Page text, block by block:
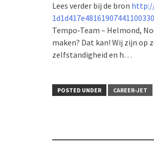
Lees verder bij de bron
Tempo-Team – Helmond,
maken? Dat kan! Wij zijn op
zelfstandigheid en h…
POSTED UNDER CAREER-JET